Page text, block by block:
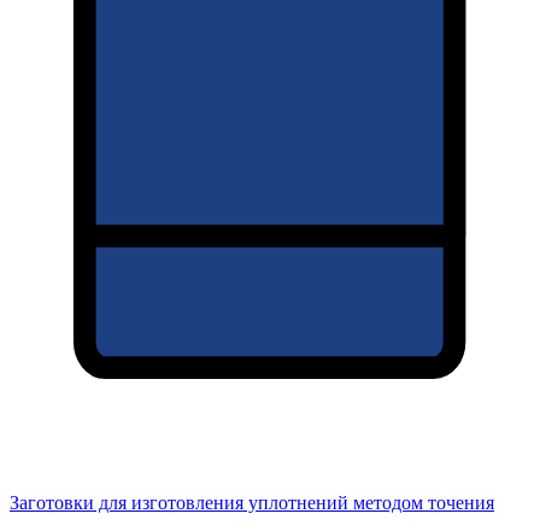
Заготовки для изготовления уплотнений методом точения